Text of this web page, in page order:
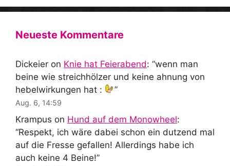
Neueste Kommentare
Dickeier on Knie hat Feierabend: “wenn man
beine wie streichhölzer und keine ahnung von
hebelwirkungen hat :
”
Aug. 6, 14:59
Krampus on Hund auf dem Monowheel:
“Respekt, ich wäre dabei schon ein dutzend mal
auf die Fresse gefallen! Allerdings habe ich
auch keine 4 Beine!”